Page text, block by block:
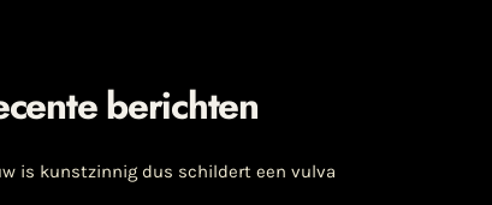
berichten
is kunstzinnig dus schildert een vulva